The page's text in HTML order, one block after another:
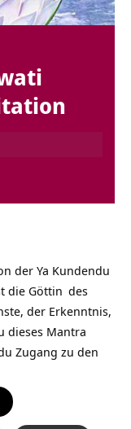
der Ya Kundendu
die Göttin des
der Erkenntnis,
dieses Mantra
Zugang zu den